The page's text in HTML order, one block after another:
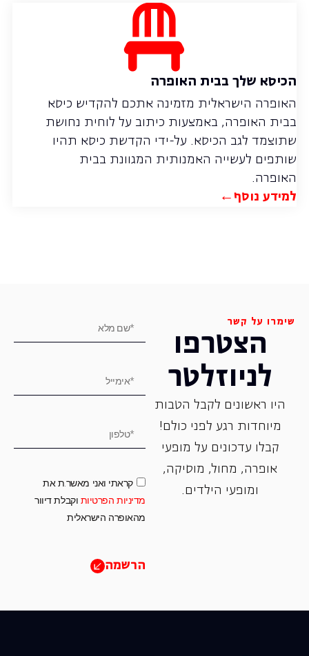
הכיסא שלך בבית האופרה
האופרה הישראלית מזמינה אתכם להקדיש כיסא
בבית האופרה, באמצעות כיתוב על לוחית נחושת
שתוצמד לגב הכיסא. על-ידי הקדשת כיסא תהיו
שותפים לעשייה האמנותית המגוונת בבית
האופרה.
למידע נוסף←
שימרו על קשר
הצטרפו
לניוזלטר
היו ראשונים לקבל הטבות
מיוחדות רגע לפני כולם!
קבלו עדכונים על מופעי
אופרה, ‏מחול, ‏מוסיקה,
ומופעי הילדים.
קראתי ואני מאשר.ת את
מדיניות הפרטיות וקבלת דיוור
מהאופרה הישראלית
הרשמה